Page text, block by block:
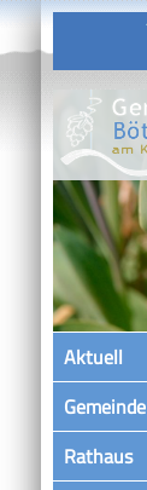
Aktuell
Gemeinde
Rathaus